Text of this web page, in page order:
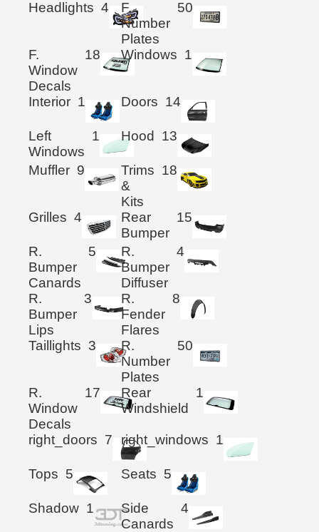
Headlights 4
F.
Number
Plates
50
F.
Window
Decals
18 Windows 1
Interior 1 Doors 14
Left
Windows
1 Hood 13
Muffler 9
Trims
&
Kits
18
Grilles 4
Rear
Bumper
15
R.
Bumper
Canards
5
R.
Bumper
Diffuser
4
R.
Bumper
Lips
3
R.
Fender
Flares
8
Taillights 3
R.
Number
Plates
50
R.
Window
Decals
17
Rear
Windshield
1
right_doors 7 right_windows 1
Tops 5 Seats 5
Shadow 1
Side
Canards
4